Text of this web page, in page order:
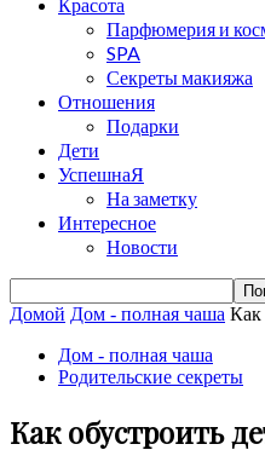
Парфюмерия и
SPA
Секреты макияжа
Отношения
Подарки
Дети
УспешнаЯ
На заметку
Интересное
Новости
Домой Дом - полная чаша Как
Дом - полная чаша
Родительские секреты
Как обустроить